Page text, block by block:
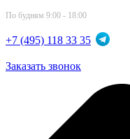
По будням 9:00 - 18:00
+7 (495) 118 33 35
Заказать звонок